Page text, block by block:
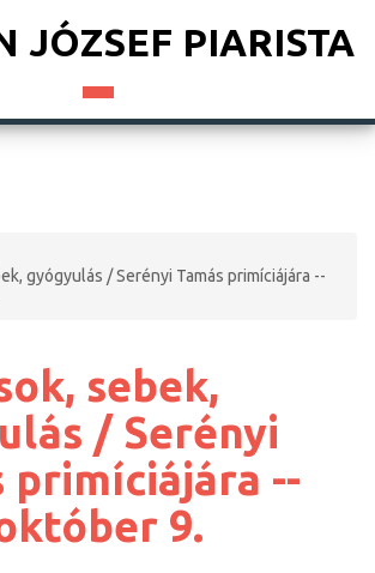
JÓZSEF PIARISTA
gyógyulás / Serényi Tamás primíciájára --
sebek,
/ Serényi
primíciájára --
9.